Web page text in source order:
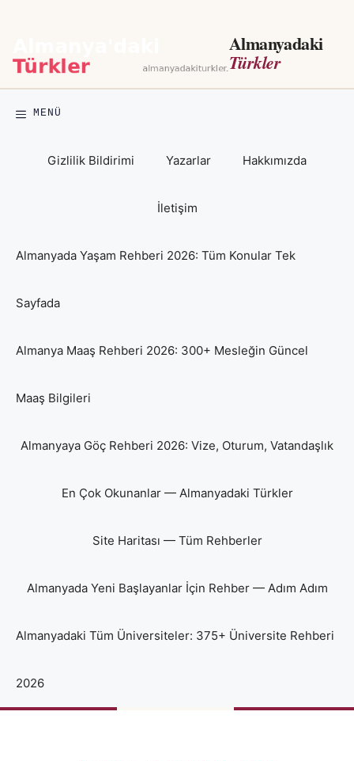
Almanyadaki
Türkler
MENÜ
Gizlilik Bildirimi Yazarlar Hakkımızda
İletişim
Almanyada Yaşam Rehberi 2026: Tüm Konular Tek
Sayfada
Almanya Maaş Rehberi 2026: 300+ Mesleğin Güncel
Maaş Bilgileri
Almanyaya Göç Rehberi 2026: Vize, Oturum, Vatandaşlık
En Çok Okunanlar — Almanyadaki Türkler
Site Haritası — Tüm Rehberler
Almanyada Yeni Başlayanlar İçin Rehber — Adım Adım
Almanyadaki Tüm Üniversiteler: 375+ Üniversite Rehberi
2026